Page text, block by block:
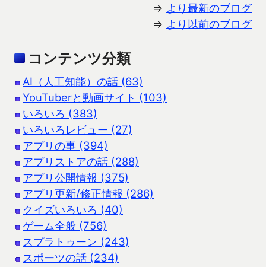
⇒ より最新のブログ
⇒ より以前のブログ
コンテンツ分類
AI（人工知能）の話 (63)
YouTuberと動画サイト (103)
いろいろ (383)
いろいろレビュー (27)
アプリの事 (394)
アプリストアの話 (288)
アプリ公開情報 (375)
アプリ更新/修正情報 (286)
クイズいろいろ (40)
ゲーム全般 (756)
スプラトゥーン (243)
スポーツの話 (234)